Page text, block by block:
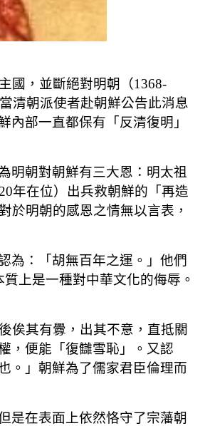
國，並斷絕對明朝（1368-
清朝派使者赴朝鮮公告此消息
部一直都保有「反清復明」
明朝對朝鮮有三大恩：明太祖
年在位）出兵救朝鮮的「再造
於明朝的感恩之情無以言表，
為：「胡無百年之運。」他們
上是一種對中華文化的侮辱。
俟其有釁，出其不意，直抵關
，便能「復讎雪恥」。又認
。」朝鮮為了儒家君臣倫理而
是在表面上依然恪守了宗藩朝